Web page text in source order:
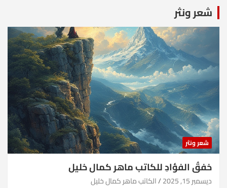
شعر ونثر
شعر ونثر
خفقُ الفؤادِ للكاتب ماهر كمال خليل
ديسمبر 15, 2025 الكاتب ماهر كمال خليل